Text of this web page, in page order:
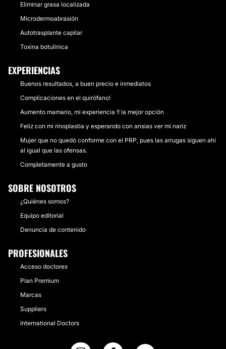
Eliminar grasa localizada
Microdermoabrasión
Autotrasplante capilar
Toxina botulínica
EXPERIENCIAS
Buenos resultados, a buen precio e inmediatos
Complicaciones en el quirófano!
Aumento mamario, mi experiencia !! la mejor opción
Feliz con mi rinoplastia y esperando con ansias ver mi nariz
Mujer que no quedó conforme con el PRP, pues las arrugas siguen ahí
al igual que las ofensas.
Completamente a gusto
SOBRE NOSOTROS
¿Quiénes somos?
Equipo editorial
Denuncia de contenido
PROFESIONALES
Acceso doctores
Plan Premium
Marcas
Suppliers
International Doctors